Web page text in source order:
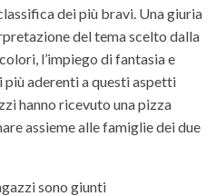
dei più bravi. Una giuria
del tema scelto dalla
l’impiego di fantasia e
aderenti a questi aspetti
hanno ricevuto una pizza
assieme alle famiglie dei due
sono giunti